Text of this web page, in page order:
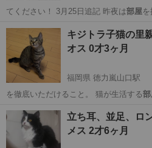
てください！ 3月25日追記 昨夜は部屋を
愛知 名古屋市 グレー
キジトラ子猫の里
オス 0才3ヶ月
福岡県 徳力嵐山口駅
を徹底いただけること。 猫が生活する
福岡 北九州市 徳力嵐山口駅
立ち耳、並足、ロ
メス 2才6ヶ月